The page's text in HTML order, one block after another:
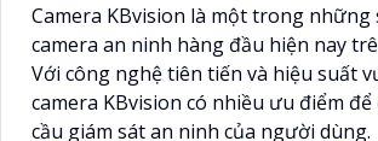
Camera KBvision là một trong những
camera an ninh hàng đầu hiện nay
Với công nghệ tiên tiến và hiệu suất
camera KBvision có nhiều ưu điểm
cầu giám sát an ninh của người dùng.